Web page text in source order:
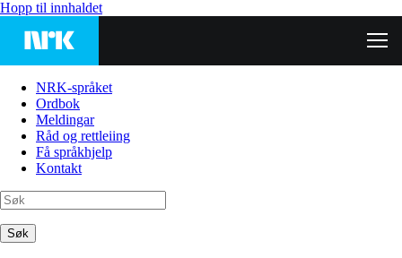
Hopp til innhaldet
NRK-språket
Ordbok
Meldingar
Råd og rettleiing
Få språkhjelp
Kontakt
Søk